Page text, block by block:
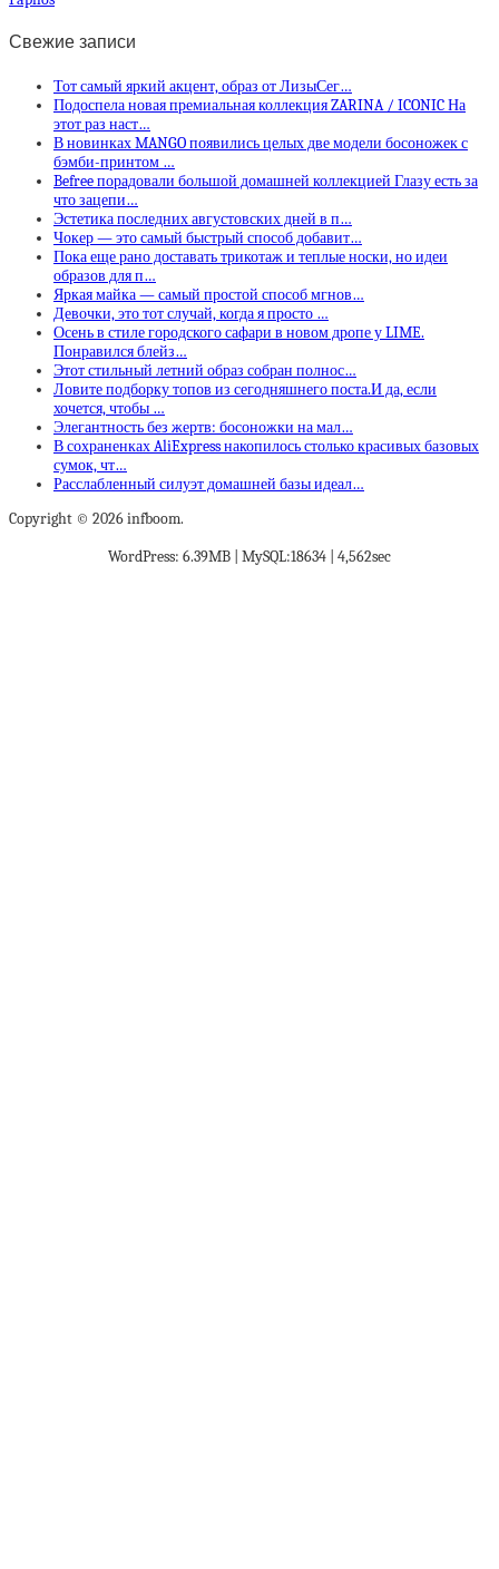
Свежие записи
Тот самый яркий акцент, образ от ЛизыСег…
Подоспела новая премиальная коллекция ZARINA / ICONIC На
этот раз наст…
В новинках MANGO появились целых две модели босоножек с
бэмби-принтом …
Befree порадовали большой домашней коллекцией Глазу есть за
что зацепи…
Эстетика последних августовских дней в п…
Чокер — это самый быстрый способ добавит…
Пока еще рано доставать трикотаж и теплые носки, но идеи
образов для п…
Яркая майка — самый простой способ мгнов…
Девочки, это тот случай, когда я просто …
Осень в стиле городского сафари в новом дропе у LIME.
Понравился блейз…
Этот стильный летний образ собран полнос…
Ловите подборку топов из сегодняшнего поста.И да, если
хочется, чтобы …
Элегантность без жертв: босоножки на мал…
В сохраненках AliExpress накопилось столько красивых базовых
сумок, чт…
Расслабленный силуэт домашней базы идеал…
Copyright © 2026 infboom.
WordPress: 6.39MB | MySQL:18634 | 4,562sec